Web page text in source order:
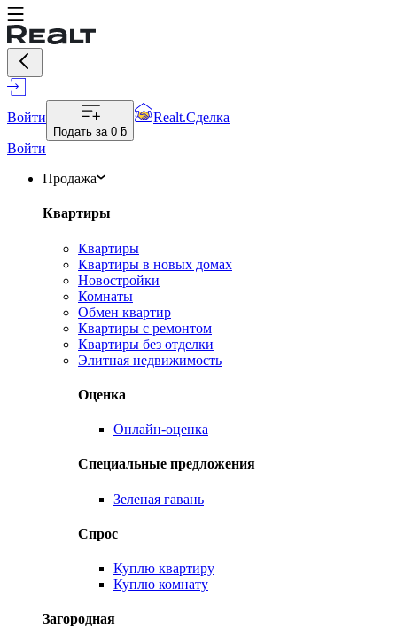
Войти
Подать за 0 ƃ
Realt.Сделка
Войти
Продажа
Квартиры
Квартиры
Квартиры в новых домах
Новостройки
Комнаты
Обмен квартир
Квартиры с ремонтом
Квартиры без отделки
Элитная недвижимость
Оценка
Онлайн-оценка
Специальные предложения
Зеленая гавань
Спрос
Куплю квартиру
Куплю комнату
Загородная